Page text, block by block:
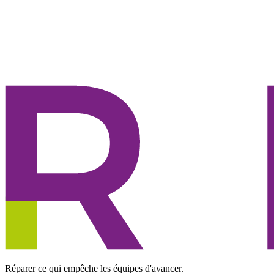
Réparer ce qui empêche les équipes d'avancer.